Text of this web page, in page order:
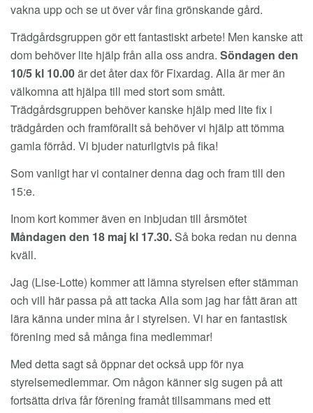
vakna upp och se ut över vår fina grönskande gård.
Trädgårdsgruppen gör ett fantastiskt arbete! Men kanske att
dom behöver lite hjälp från alla oss andra. Söndagen den
10/5 kl 10.00är det åter dax för Fixardag. Alla är mer än
välkomna att hjälpa till med stort som smått.
Trädgårdsgruppen behöver kanske hjälp med lite fix i
trädgården och framförallt så behöver vi hjälp att tömma
gamla förråd. Vi bjuder naturligtvis på fika!
Som vanligt har vi container denna dag och fram till den
15:e.
Inom kort kommer även en inbjudan till årsmötet
Måndagen den 18 maj kl 17.30. Så boka redan nu denna
kväll.
Jag (Lise-Lotte) kommer att lämna styrelsen efter stämman
och vill här passa på att tacka Alla som jag har fått äran att
lära känna under mina år i styrelsen. Vi har en fantastisk
förening med så många fina medlemmar!
Med detta sagt så öppnar det också upp för nya
styrelsemedlemmar. Om någon känner sig sugen på att
fortsätta driva får förening framåt tillsammans med ett